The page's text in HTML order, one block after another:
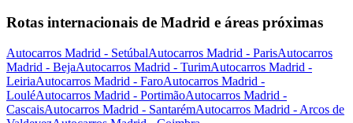
Rotas internacionais de Madrid e áreas próximas
Autocarros Madrid - SetúbalAutocarros Madrid - ParisAutocarros
Madrid - BejaAutocarros Madrid - TurimAutocarros Madrid -
LeiriaAutocarros Madrid - FaroAutocarros Madrid -
LouléAutocarros Madrid - PortimãoAutocarros Madrid -
CascaisAutocarros Madrid - SantarémAutocarros Madrid - Arcos de